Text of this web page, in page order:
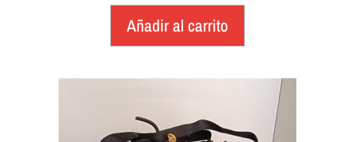
Añadir al carrito